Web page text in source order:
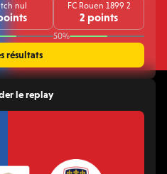
nul FC Rouen 1899 2
2 points
50%
résultats
le replay